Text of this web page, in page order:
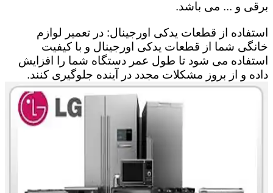
برقی و ... می باشد.
استفاده از قطعات یدکی اورجینال: در تعمیر لوازم
خانگی شما از قطعات یدکی اورجینال و با کیفیت
استفاده می شود تا طول عمر دستگاه شما را افزایش
داده و از بروز مشکلات مجدد در آینده جلوگیری کنند.